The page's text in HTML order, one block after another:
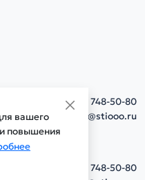
вашего
повышения
+7(495) 748-50-80
info@stiooo.ru
+7(495) 748-50-80